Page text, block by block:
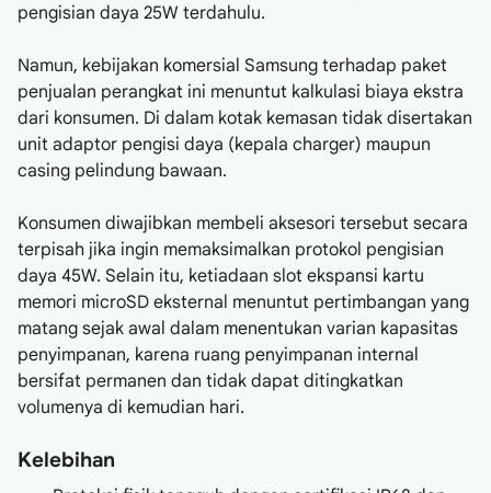
pengisian daya 25W terdahulu.
Namun, kebijakan komersial Samsung terhadap paket
penjualan perangkat ini menuntut kalkulasi biaya ekstra
dari konsumen. Di dalam kotak kemasan tidak disertakan
unit adaptor pengisi daya (kepala charger) maupun
casing pelindung bawaan.
Konsumen diwajibkan membeli aksesori tersebut secara
terpisah jika ingin memaksimalkan protokol pengisian
daya 45W. Selain itu, ketiadaan slot ekspansi kartu
memori microSD eksternal menuntut pertimbangan yang
matang sejak awal dalam menentukan varian kapasitas
penyimpanan, karena ruang penyimpanan internal
bersifat permanen dan tidak dapat ditingkatkan
volumenya di kemudian hari.
Kelebihan